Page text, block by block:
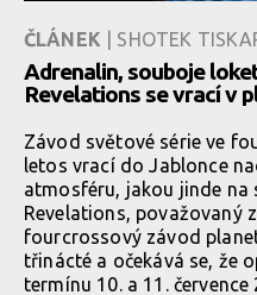
ČLÁNEK | SHOTEK
Adrenalin, souboje
Revelations se vrací v
Závod světové série ve
letos vrací do Jablonce
atmosféru, jakou jinde na
Revelations, považovaný
fourcrossový závod
třinácté a očekává se, že
termínu 10. a 11.